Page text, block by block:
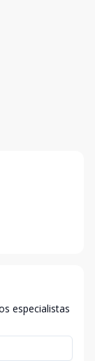
especialistas